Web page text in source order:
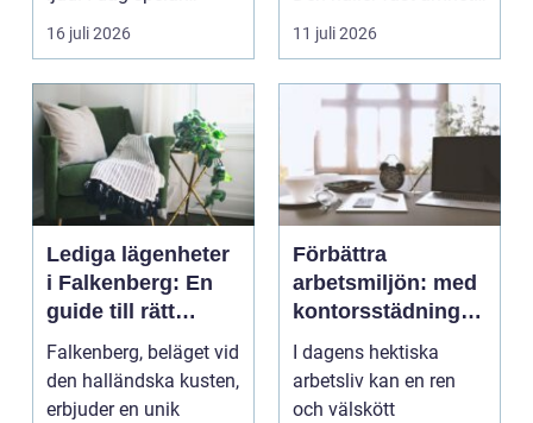
tydliga
röstmeddelanden en
a...
16 juli 2026
eller verktyget...
11 juli 2026
Lediga lägenheter
i Falkenberg: En
guide till rätt
bostad för dig
Falkenberg, beläget vid
den halländska kusten,
erbjuder en unik
Förbättra
arbetsmiljön: med
kontorsstädning i
Stockholm
I dagens hektiska
arbetsliv kan en ren
och välskött